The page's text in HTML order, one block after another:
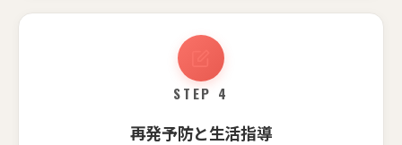
STEP 4
再発予防と生活指導